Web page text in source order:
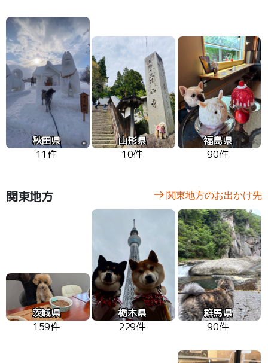
秋田県
11件
山形県
10件
福島県
90件
関東地方 関東地方のお出かけ先
茨城県
159件
栃木県
229件
群馬県
90件